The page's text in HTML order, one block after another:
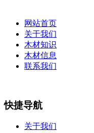
网站首页
关于我们
木材知识
木材信息
联系我们
快捷导航
关于我们